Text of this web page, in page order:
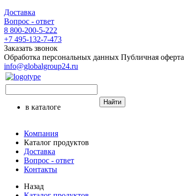
Доставка
Вопрос - ответ
8 800-200-5-222
+7 495-132-7-473
Заказать звонок
Обработка персональных данных Публичная оферта
info@globalgroup24.ru
в каталоге
Найти
Компания
Каталог продуктов
Доставка
Вопрос - ответ
Контакты
Назад